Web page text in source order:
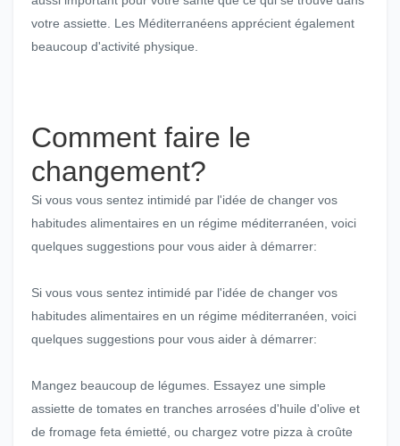
votre assiette. Les Méditerranéens apprécient également
beaucoup d'activité physique.
Comment faire le
changement?
Si vous vous sentez intimidé par l'idée de changer vos
habitudes alimentaires en un régime méditerranéen, voici
quelques suggestions pour vous aider à démarrer:
Si vous vous sentez intimidé par l'idée de changer vos
habitudes alimentaires en un régime méditerranéen, voici
quelques suggestions pour vous aider à démarrer:
Mangez beaucoup de légumes. Essayez une simple
assiette de tomates en tranches arrosées d'huile d'olive et
de fromage feta émietté, ou chargez votre pizza à croûte